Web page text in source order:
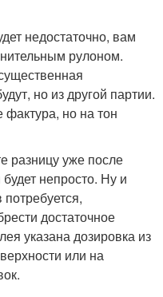
недостаточно, вам
рулоном.
но из другой партии.
фактура, но на тон
разницу уже после
непросто. Ну и
достаточное
указана дозировка из
или на